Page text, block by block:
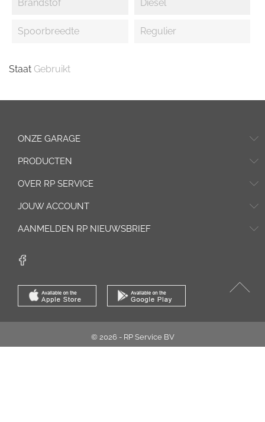
Brandstof Diesel
Spoorbreedte Regulier
Staat Gebruikt
ONZE GARAGE
PRODUCTEN
OVER RP SERVICE
JOUW ACCOUNT
AANMELDEN RP NIEUWSBRIEF
© 2026 - RP Service BV